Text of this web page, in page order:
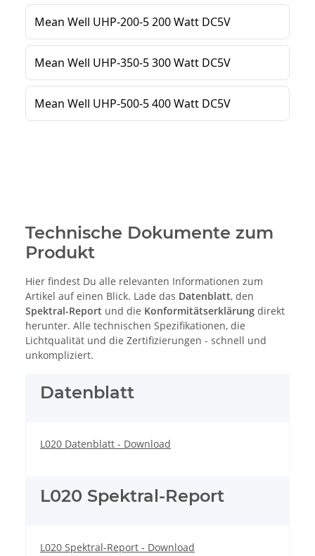
Technische Dokumente zum
Produkt
Hier findest Du alle relevanten Informationen zum
Artikel auf einen Blick. Lade das Datenblatt, den
Spektral-Report und die Konformitätserklärung direkt
herunter. Alle technischen Spezifikationen, die
Lichtqualität und die Zertifizierungen - schnell und
unkompliziert.
Datenblatt
L020 Datenblatt - Download
L020 Spektral-Report
L020 Spektral-Report - Download